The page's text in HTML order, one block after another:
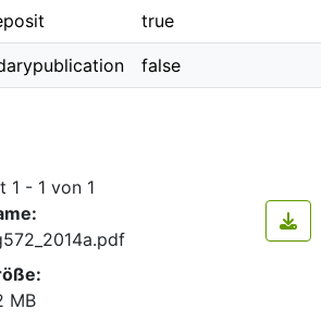
true
false
1 - 1 von 1
MB